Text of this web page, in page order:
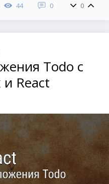
44 0 0
Todo с
React